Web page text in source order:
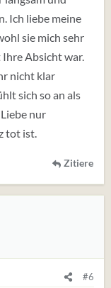
Ich liebe meine
sie mich sehr
Ihre Absicht war.
nicht klar
sich so an als
nur
tot ist.
Zitiere
#6